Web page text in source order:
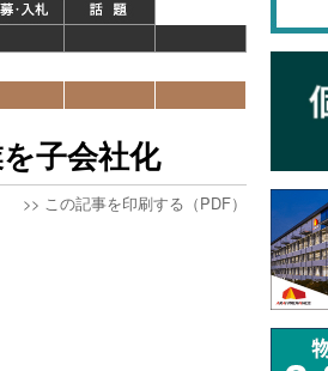
子会社化
>> この記事を印刷する（PDF）